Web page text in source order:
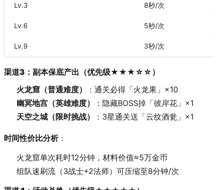
Lv.3 8秒/次
Lv.6 5秒/次
Lv.9 3秒/次
渠道3：副本保底产出（优先级★★★☆☆）
火龙窟（普通难度）
：通关必得「火龙果」×10
幽冥地宫（英雄难度）
：隐藏BOSS掉「彼岸花」×1
天空之城（限时挑战）
：3星通关送「云纹酒瓮」×1
时间性价比分析：
火龙窟单次耗时12分钟，材料价值≈5万金币
组队速刷流（3战士+2法师）可压缩至8分钟/次